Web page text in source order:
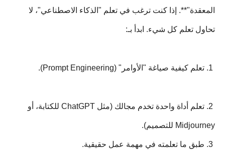
المعقدة"**. إذا كنت ترغب في تعلم "الذكاء الاصطناعي"، لا
تحاول تعلم كل شيء. ابدأ بـ:
2. تعلم أداة واحدة تخدم مجالك (مثل ChatGPT للكتابة، أو
Midjourney للتصميم).